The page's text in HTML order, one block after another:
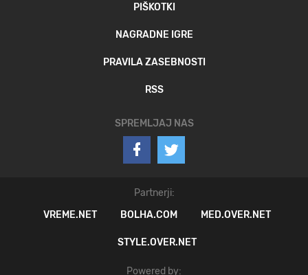
PIŠKOTKI
NAGRADNE IGRE
PRAVILA ZASEBNOSTI
RSS
SPREMLJAJ NAS
Partnerji:
VREME.NET
BOLHA.COM MED.OVER.NET
STYLE.OVER.NET
Powered by: